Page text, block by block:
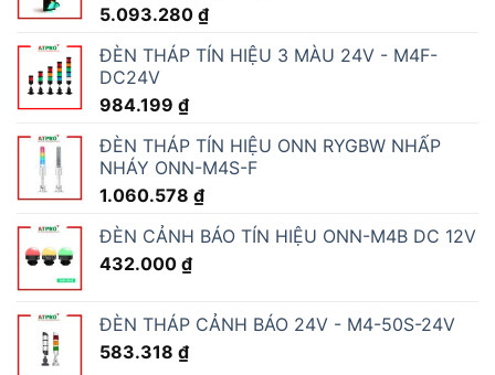
5.093.280 ₫
ĐÈN THÁP TÍN HIỆU 3 MÀU 24V - M4F-
DC24V
984.199 ₫
ĐÈN THÁP TÍN HIỆU ONN RYGBW NHẤP
NHÁY ONN-M4S-F
1.060.578 ₫
ĐÈN CẢNH BÁO TÍN HIỆU ONN-M4B DC 12V
432.000 ₫
ĐÈN THÁP CẢNH BÁO 24V - M4-50S-24V
583.318 ₫